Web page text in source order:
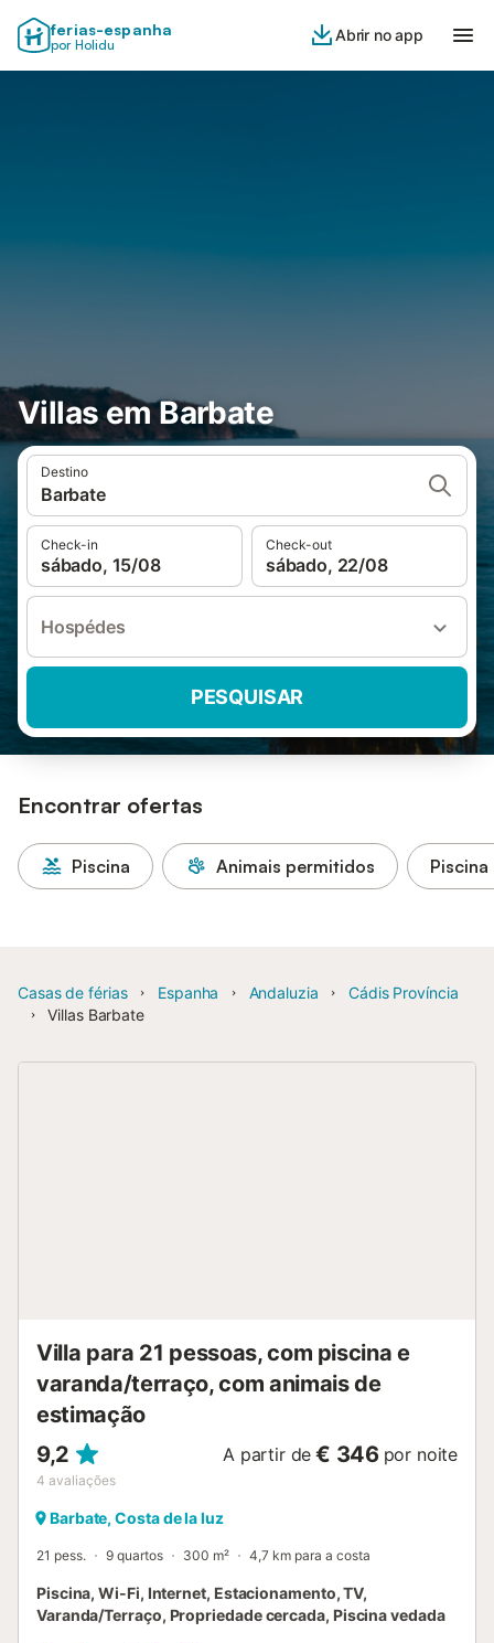
ferias-espanha
por Holidu
Abrir no app
Villas em Barbate
Destino
Barbate
Check-in
sábado, 15/08
Check-out
sábado, 22/08
Hospédes
PESQUISAR
Encontrar ofertas
Piscina Animais permitidos
Casas de férias Espanha Andaluzia
Cádis Província
Villas Barbate
Villa para 21 pessoas, com piscina e
varanda/terraço, com animais de
estimação
9,2
4 avaliações
A partir de € 346 por noite
Barbate, Costa de la luz
21 pess. 9 quartos 300 m² 4,7 km para a costa
Piscina, Wi-Fi, Internet, Estacionamento, TV,
Varanda/Terraço, Propriedade cercada, Piscina vedada